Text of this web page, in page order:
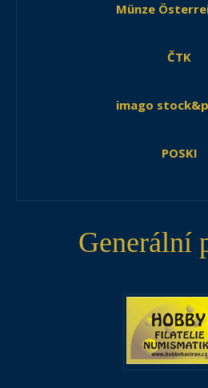
Münze
ČTK
imago
POSKI
Generální